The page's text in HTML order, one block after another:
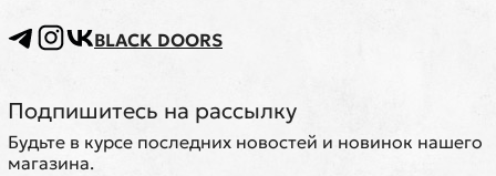
BLACK DOORS
Подпишитесь на рассылку
Будьте в курсе последних новостей и новинок нашего
магазина.